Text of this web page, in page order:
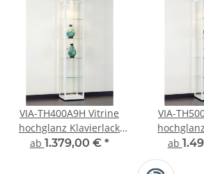
VIA-TH400A9H Vitrine
hochglanz Klavierlack
weiß
ab 1.379,00 € *
VIA-
ab